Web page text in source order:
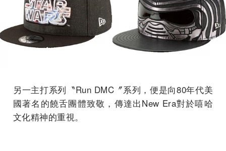
另一主打系列〝Run DMC〞系列，便是向80年代美
國著名的饒舌團體致敬，傳達出New Era對於嘻哈
文化精神的重視。